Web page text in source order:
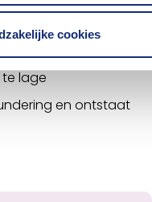
cookies
lage
en ontstaat